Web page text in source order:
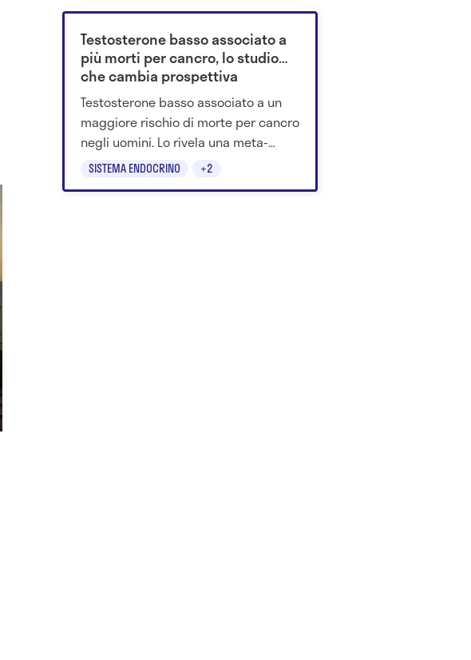
SISTEMA ENDOCRINO +2
Testosterone basso associato a
più morti per cancro, lo studio
che cambia prospettiva
Testosterone basso associato a un
maggiore rischio di morte per cancro
negli uomini. Lo rivela una meta-
analisi pubblicata su The Lancet.